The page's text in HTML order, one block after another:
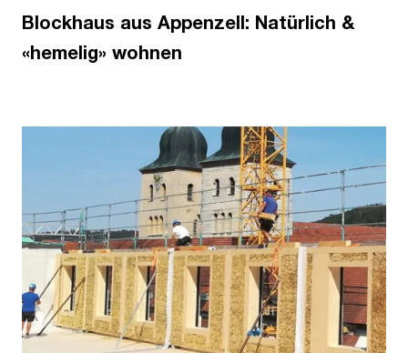
Blockhaus aus Appenzell: Natürlich &
«hemelig» wohnen